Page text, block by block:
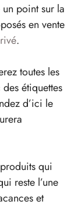
point sur la
en vente
.
toutes les
étiquettes
d’ici le
qui
reste l’une
et